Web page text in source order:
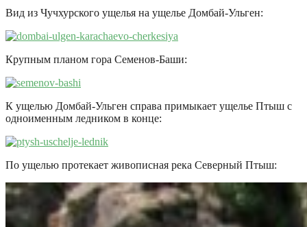
Вид из Чучхурского ущелья на ущелье Домбай-Ульген:
Крупным планом гора Семенов-Баши:
К ущелью Домбай-Ульген справа примыкает ущелье Птыш с
одноименным ледником в конце:
По ущелью протекает живописная река Северный Птыш: